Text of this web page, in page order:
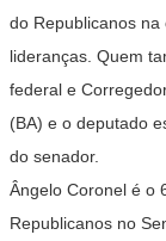
do Republicanos
lideranças. Quem
federal e
(BA) e o deputado
do senador.
Ângelo Coronel é o
Republicanos no